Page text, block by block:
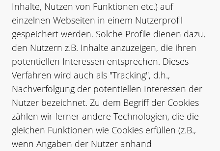
Inhalte, Nutzen von Funktionen etc.) auf
einzelnen Webseiten in einem Nutzerprofil
gespeichert werden. Solche Profile dienen dazu,
den Nutzern z.B. Inhalte anzuzeigen, die ihren
potentiellen Interessen entsprechen. Dieses
Verfahren wird auch als "Tracking", d.h.,
Nachverfolgung der potentiellen Interessen der
Nutzer bezeichnet. Zu dem Begriff der Cookies
zählen wir ferner andere Technologien, die die
gleichen Funktionen wie Cookies erfüllen (z.B.,
wenn Angaben der Nutzer anhand